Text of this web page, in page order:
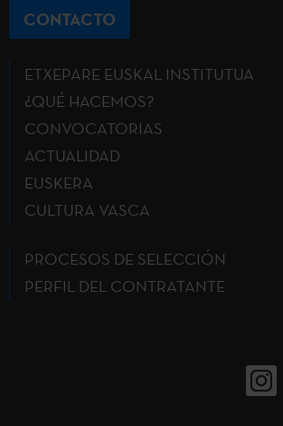
CONTACTO
ETXEPARE EUSKAL INSTITUTUA
¿QUÉ HACEMOS?
CONVOCATORIAS
ACTUALIDAD
EUSKERA
CULTURA VASCA
PROCESOS DE SELECCIÓN
PERFIL DEL CONTRATANTE